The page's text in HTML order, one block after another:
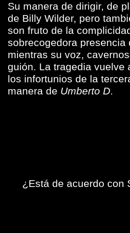
Su manera de dirigir, de
de Billy Wilder, pero
son fruto de la
sobrecogedora
mientras su voz,
guión. La tragedia vuelve
los infortunios de la
manera de Umberto D.
¿Está de acuerdo